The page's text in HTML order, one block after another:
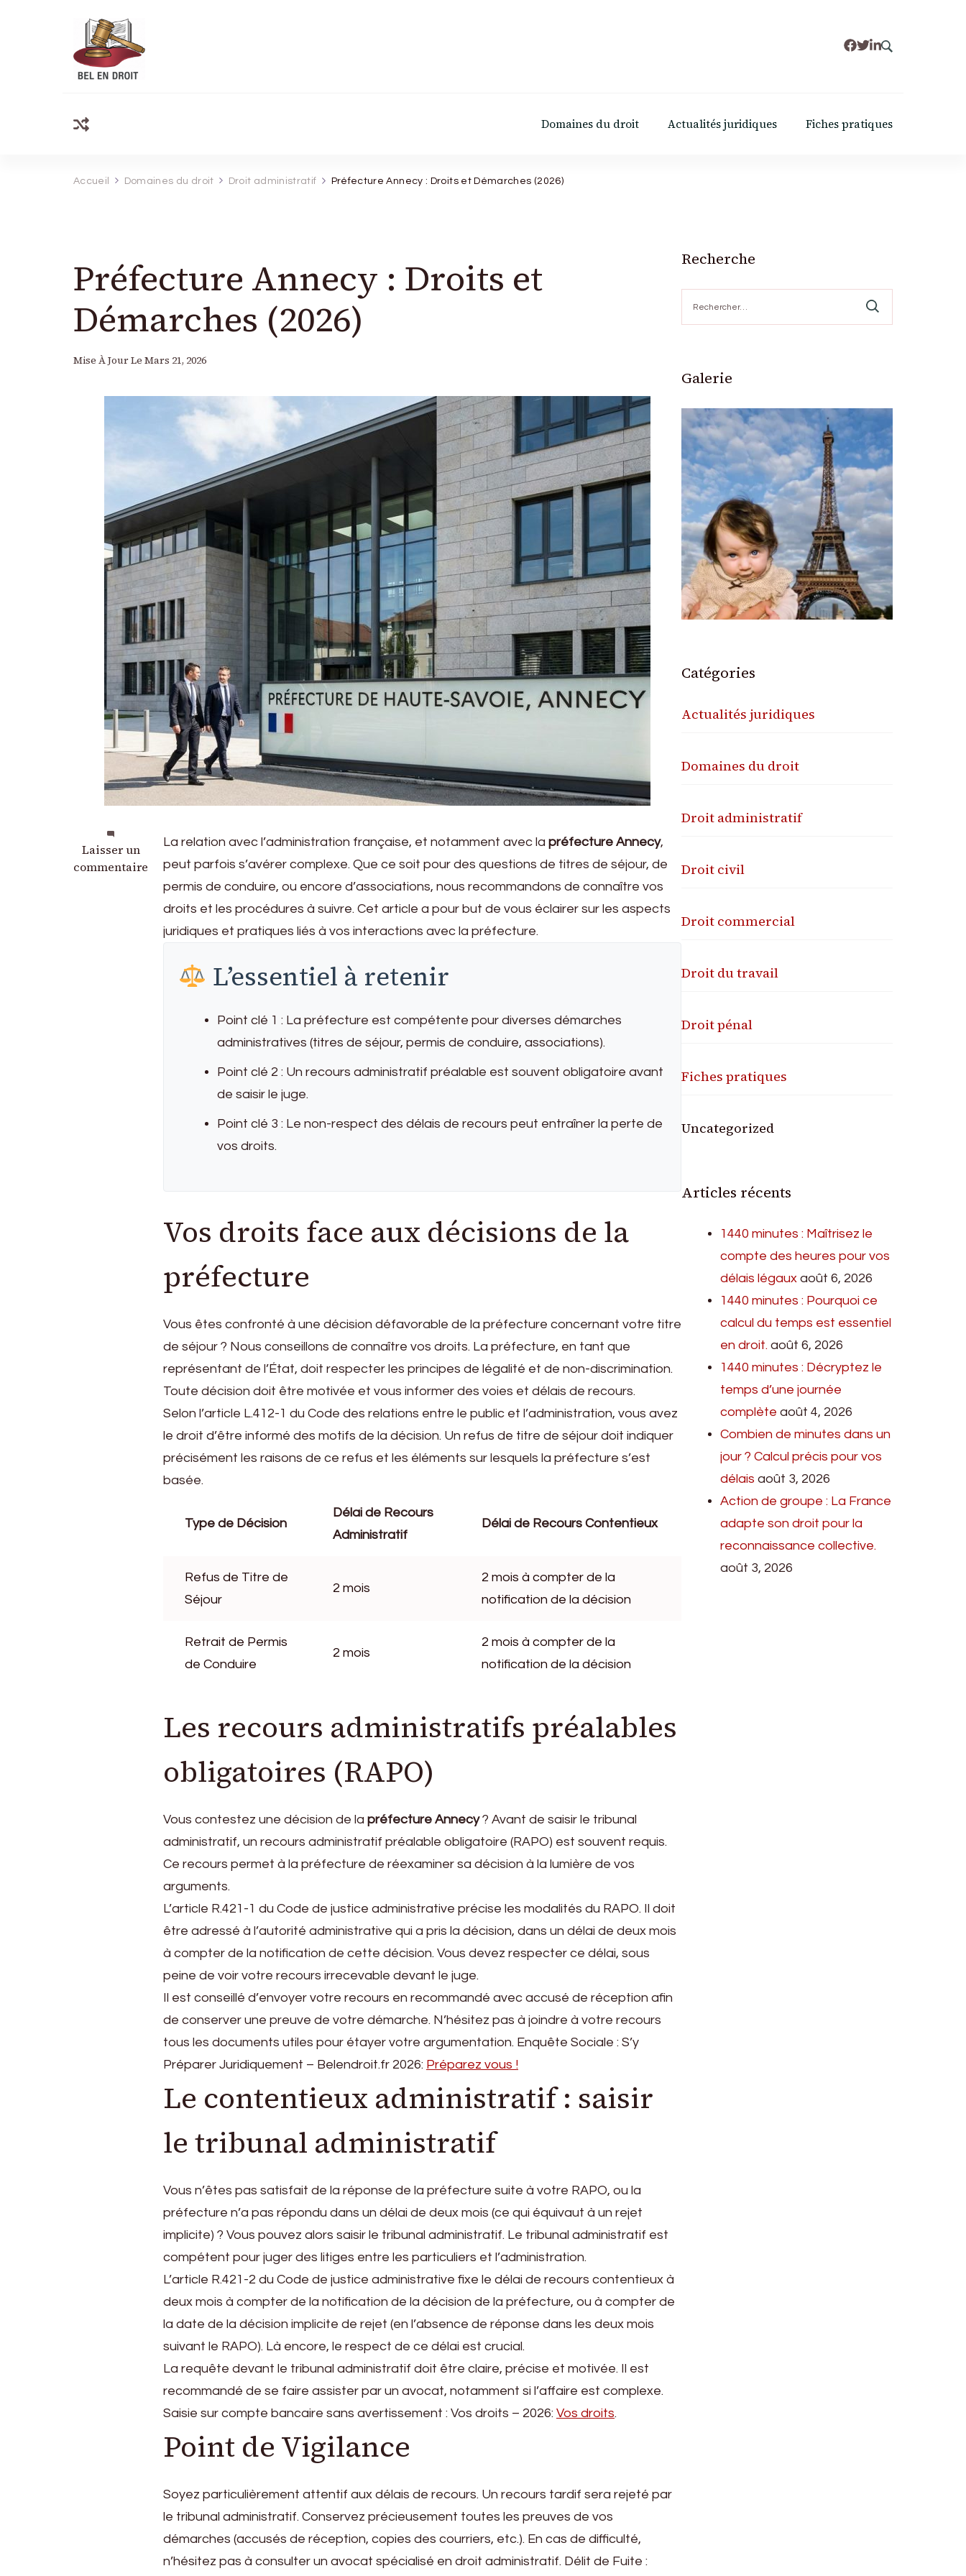
Domaines du droit Actualités juridiques Fiches pratiques
Accueil Domaines du droit Droit administratif Préfecture Annecy : Droits et Démarches (2026)
Préfecture Annecy : Droits et
Démarches (2026)
Mise À Jour Le Mars 21, 2026
Laisser un
commentaire
sur
Préfecture
La relation avec l’administration française, et notamment avec la préfecture Annecy,
peut parfois s’avérer complexe. Que ce soit pour des questions de titres de séjour, de
permis de conduire, ou encore d’associations, nous recommandons de connaître vos
droits et les procédures à suivre. Cet article a pour but de vous éclairer sur les aspects
juridiques et pratiques liés à vos interactions avec la préfecture.
L’essentiel à retenir
Point clé 1 : La préfecture est compétente pour diverses démarches
administratives (titres de séjour, permis de conduire, associations).
Point clé 2 : Un recours administratif préalable est souvent obligatoire avant
de saisir le juge.
Point clé 3 : Le non-respect des délais de recours peut entraîner la perte de
vos droits.
Vos droits face aux décisions de la
préfecture
Vous êtes confronté à une décision défavorable de la préfecture concernant votre titre
de séjour ? Nous conseillons de connaître vos droits. La préfecture, en tant que
représentant de l’État, doit respecter les principes de légalité et de non-discrimination.
Toute décision doit être motivée et vous informer des voies et délais de recours.
Selon l’article L.412-1 du Code des relations entre le public et l’administration, vous avez
le droit d’être informé des motifs de la décision. Un refus de titre de séjour doit indiquer
précisément les raisons de ce refus et les éléments sur lesquels la préfecture s’est
basée.
Type de Décision
Délai de Recours
Administratif
Délai de Recours Contentieux
Refus de Titre de
Séjour
2 mois
2 mois à compter de la
notification de la décision
Retrait de Permis
de Conduire
2 mois
2 mois à compter de la
notification de la décision
Les recours administratifs préalables
obligatoires (RAPO)
Vous contestez une décision de la préfecture Annecy? Avant de saisir le tribunal
administratif, un recours administratif préalable obligatoire (RAPO) est souvent requis.
Ce recours permet à la préfecture de réexaminer sa décision à la lumière de vos
arguments.
L’article R.421-1 du Code de justice administrative précise les modalités du RAPO. Il doit
être adressé à l’autorité administrative qui a pris la décision, dans un délai de deux mois
à compter de la notification de cette décision. Vous devez respecter ce délai, sous
peine de voir votre recours irrecevable devant le juge.
Il est conseillé d’envoyer votre recours en recommandé avec accusé de réception afin
de conserver une preuve de votre démarche. N’hésitez pas à joindre à votre recours
tous les documents utiles pour étayer votre argumentation. Enquête Sociale : S’y
Préparer Juridiquement – Belendroit.fr 2026: Préparez vous !
Le contentieux administratif : saisir
le tribunal administratif
Vous n’êtes pas satisfait de la réponse de la préfecture suite à votre RAPO, ou la
préfecture n’a pas répondu dans un délai de deux mois (ce qui équivaut à un rejet
implicite) ? Vous pouvez alors saisir le tribunal administratif. Le tribunal administratif est
compétent pour juger des litiges entre les particuliers et l’administration.
L’article R.421-2 du Code de justice administrative fixe le délai de recours contentieux à
deux mois à compter de la notification de la décision de la préfecture, ou à compter de
la date de la décision implicite de rejet (en l’absence de réponse dans les deux mois
suivant le RAPO). Là encore, le respect de ce délai est crucial.
La requête devant le tribunal administratif doit être claire, précise et motivée. Il est
recommandé de se faire assister par un avocat, notamment si l’affaire est complexe.
Saisie sur compte bancaire sans avertissement : Vos droits – 2026: Vos droits.
Point de Vigilance
Soyez particulièrement attentif aux délais de recours. Un recours tardif sera rejeté par
le tribunal administratif. Conservez précieusement toutes les preuves de vos
démarches (accusés de réception, copies des courriers, etc.). En cas de difficulté,
n’hésitez pas à consulter un avocat spécialisé en droit administratif. Délit de Fuite :
Recherche
Galerie
Catégories
Actualités juridiques
Domaines du droit
Droit administratif
Droit civil
Droit commercial
Droit du travail
Droit pénal
Fiches pratiques
Uncategorized
Articles récents
1440 minutes : Maîtrisez le
compte des heures pour vos
délais légaux août 6, 2026
1440 minutes : Pourquoi ce
calcul du temps est essentiel
en droit. août 6, 2026
1440 minutes : Décryptez le
temps d’une journée
complète août 4, 2026
Combien de minutes dans un
jour ? Calcul précis pour vos
délais août 3, 2026
Action de groupe : La France
adapte son droit pour la
reconnaissance collective.
août 3, 2026